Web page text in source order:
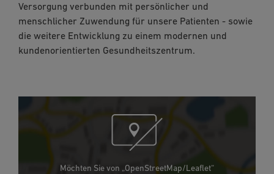
Versorgung verbunden mit persönlicher und
menschlicher Zuwendung für unsere Patienten - sowie
die weitere Entwicklung zu einem modernen und
kundenorientierten Gesundheitszentrum.
Möchten Sie von „OpenStreetMap/Leaflet“